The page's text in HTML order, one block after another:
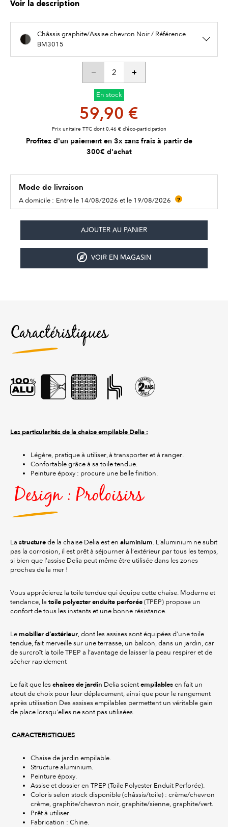
Voir la description
Châssis graphite/Assise chevron Noir / Référence
BM3015
En stock
59,90 €
Prix unitaire TTC dont 0,46 € d’éco-participation
Profitez d'un paiement en 3x sans frais à partir de
300€ d'achat
Mode de livraison
A domicile : Entre le 14/08/2026 et le 19/08/2026 ?
VOIR EN MAGASIN
Caractéristiques
Les particularités de la chaise empilable Delia :
Légère, pratique à utiliser, à transporter et à ranger.
Confortable grâce à sa toile tendue.
Peinture époxy : procure une belle finition.
Design : Proloisirs
La structure de la chaise Delia est en aluminium. L’aluminium ne subit
pas la corrosion, il est prêt à séjourner à l’extérieur par tous les temps,
si bien que l’assise Delia peut même être utilisée dans les zones
proches de la mer !
Vous apprécierez la toile tendue qui équipe cette chaise. Moderne et
tendance, la toile polyester enduite perforée (TPEP) propose un
confort de tous les instants et une bonne résistance.
Le mobilier d’extérieur, dont les assises sont équipées d’une toile
tendue, fait merveille sur une terrasse, un balcon, dans un jardin, car
de surcroît la toile TPEP a l’avantage de laisser la peau respirer et de
sécher rapidement
Le fait que les chaises de jardin Delia soient empilables en fait un
atout de choix pour leur déplacement, ainsi que pour le rangement
après utilisation Des assises empilables permettent un véritable gain
de place lorsqu'elles ne sont pas utilisées.
CARACTERISTIQUES
Chaise de jardin empilable.
Structure aluminium.
Peinture époxy.
Assise et dossier en TPEP (Toile Polyester Enduit Perforée).
Coloris selon stock disponible (châssis/toile) : crème/chevron
crème, graphite/chevron noir, graphite/sienne, graphite/vert.
Prêt à utiliser.
Fabrication : Chine.